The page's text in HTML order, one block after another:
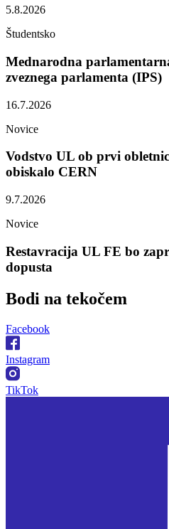
5.8.2026
Študentsko
Mednarodna
zveznega parlamenta (IPS)
16.7.2026
Novice
Vodstvo UL ob prvi
obiskalo CERN
9.7.2026
Novice
Restavracija UL FE bo
dopusta
Bodi na tekočem
Facebook
Instagram
TikTok